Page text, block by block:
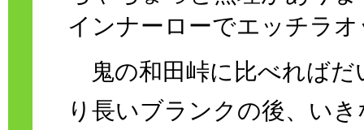
インナーローでエッチラ
鬼の和田峠に比べればだ
り長いブランクの後、い